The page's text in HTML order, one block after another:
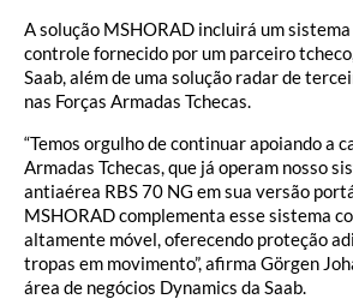
A solução MSHORAD incluirá um sistema
controle fornecido por um parceiro
Saab, além de uma solução radar de
nas Forças Armadas Tchecas.
“Temos orgulho de continuar apoiando a
Armadas Tchecas, que já operam nosso
antiaérea RBS 70 NG em sua versão
MSHORAD complementa esse sistema
altamente móvel, oferecendo proteção
tropas em movimento”, afirma Görgen
área de negócios Dynamics da Saab.